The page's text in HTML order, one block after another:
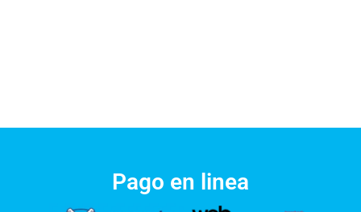
Pago en linea